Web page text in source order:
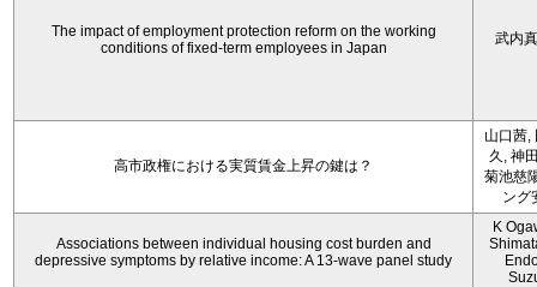
The impact of employment protection reform on the working
conditions of fixed-term employees in Japan
武内
高市政権における実質賃金上昇の鍵は？
山口茜,
久, 神
菊池慈
ング
Associations between individual housing cost burden and
depressive symptoms by relative income: A 13-wave panel study
K